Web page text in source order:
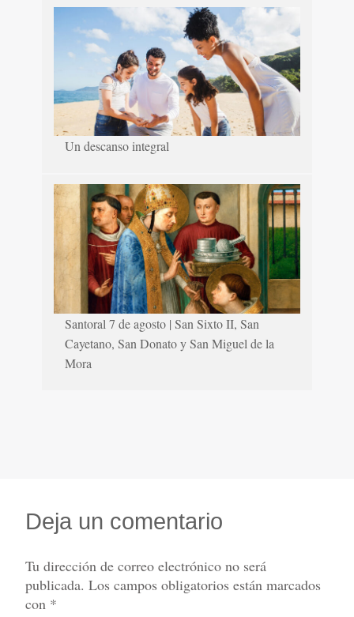
Un descanso integral
Santoral 7 de agosto | San Sixto II, San
Cayetano, San Donato y San Miguel de la
Mora
Deja un comentario
Tu dirección de correo electrónico no será
publicada. Los campos obligatorios están marcados
con *